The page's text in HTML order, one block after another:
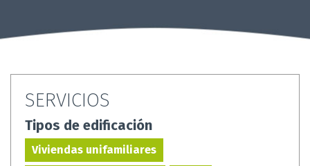
SERVICIOS
Tipos de edificación
Viviendas unifamiliares